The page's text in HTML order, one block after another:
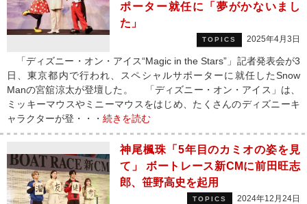
ポーター就任に「夢がかないまし
た」
TOPICS 2025年4月3日
「ディズニー・オン・アイス“Magic in the Stars”」記者発表会が3
日、東京都内で行われ、スペシャルサポーターに就任したSnow
Manの宮舘涼太が登壇した。 「ディズニー・オン・アイス」は、
ミッキーマウスやミニーマウスをはじめ、たくさんのディズニーキ
ャラクターが登・・・ 続きを読む
神尾楓珠「5年目のカミオの姿を見
て」 ボートレース新CMに前田旺志
郎、笹野高史を起用
TOPICS 2024年12月24日